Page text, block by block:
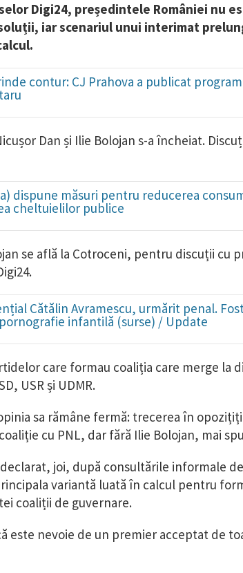
Digi24, președintele României nu
iar scenariul unui interimat
contur: CJ Prahova a publicat
Dan și Ilie Bolojan s-a încheiat.
dispune măsuri pentru reducerea
cheltuielilor publice
se află la Cotroceni, pentru discuții cu
Cătălin Avramescu, urmărit penal.
infantilă (surse) / Update
care formau coaliția care merge la
USR și UDMR.
sa rămâne fermă: trecerea în
cu PNL, dar fără Ilie Bolojan, mai
joi, după consultările informale
variantă luată în calcul pentru
coaliții de guvernare.
este nevoie de un premier acceptat de